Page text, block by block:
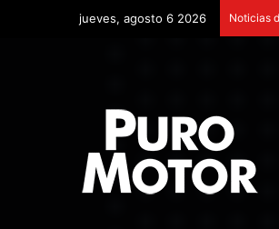
jueves, agosto 6 2026 Noticias